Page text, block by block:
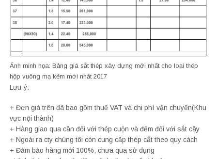
Ảnh minh họa: Bảng giá sắt thép xây dựng mới nhất cho loại thép
hộp vuông mạ kẻm mới nhất 2017
Lưu ý:
+ Đơn giá trên đã bao gồm thuế VAT và chi phí vận chuyển(Khu
vực nội thành)
+ Hàng giao qua cân đối với thép cuộn và đếm đối với sắt cây
+ Ngoài ra cty chúng tôi còn cung cấp thép cắt theo quy cách
+ Đảm bảo hàng mới 100%, chưa qua sử dụng